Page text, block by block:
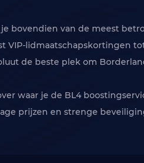
bovendien van de meest
VIP-lidmaatschapskortingen
de beste plek om
waar je de BL4
prijzen en strenge